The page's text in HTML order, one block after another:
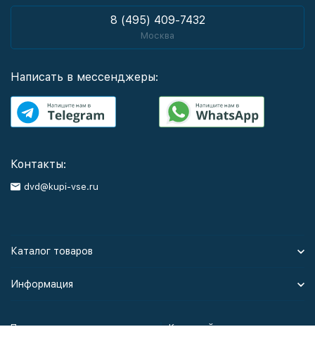
8 (495) 409-7432
Москва
Написать в мессенджеры:
Контакты:
dvd@kupi-vse.ru
Каталог товаров
Информация
Политика персональных данных Карта сайта